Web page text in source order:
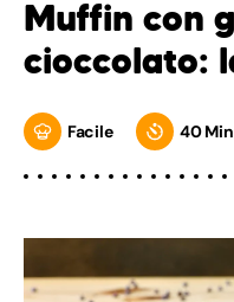
Muffin con
cioccolato:
Facile 40 Min